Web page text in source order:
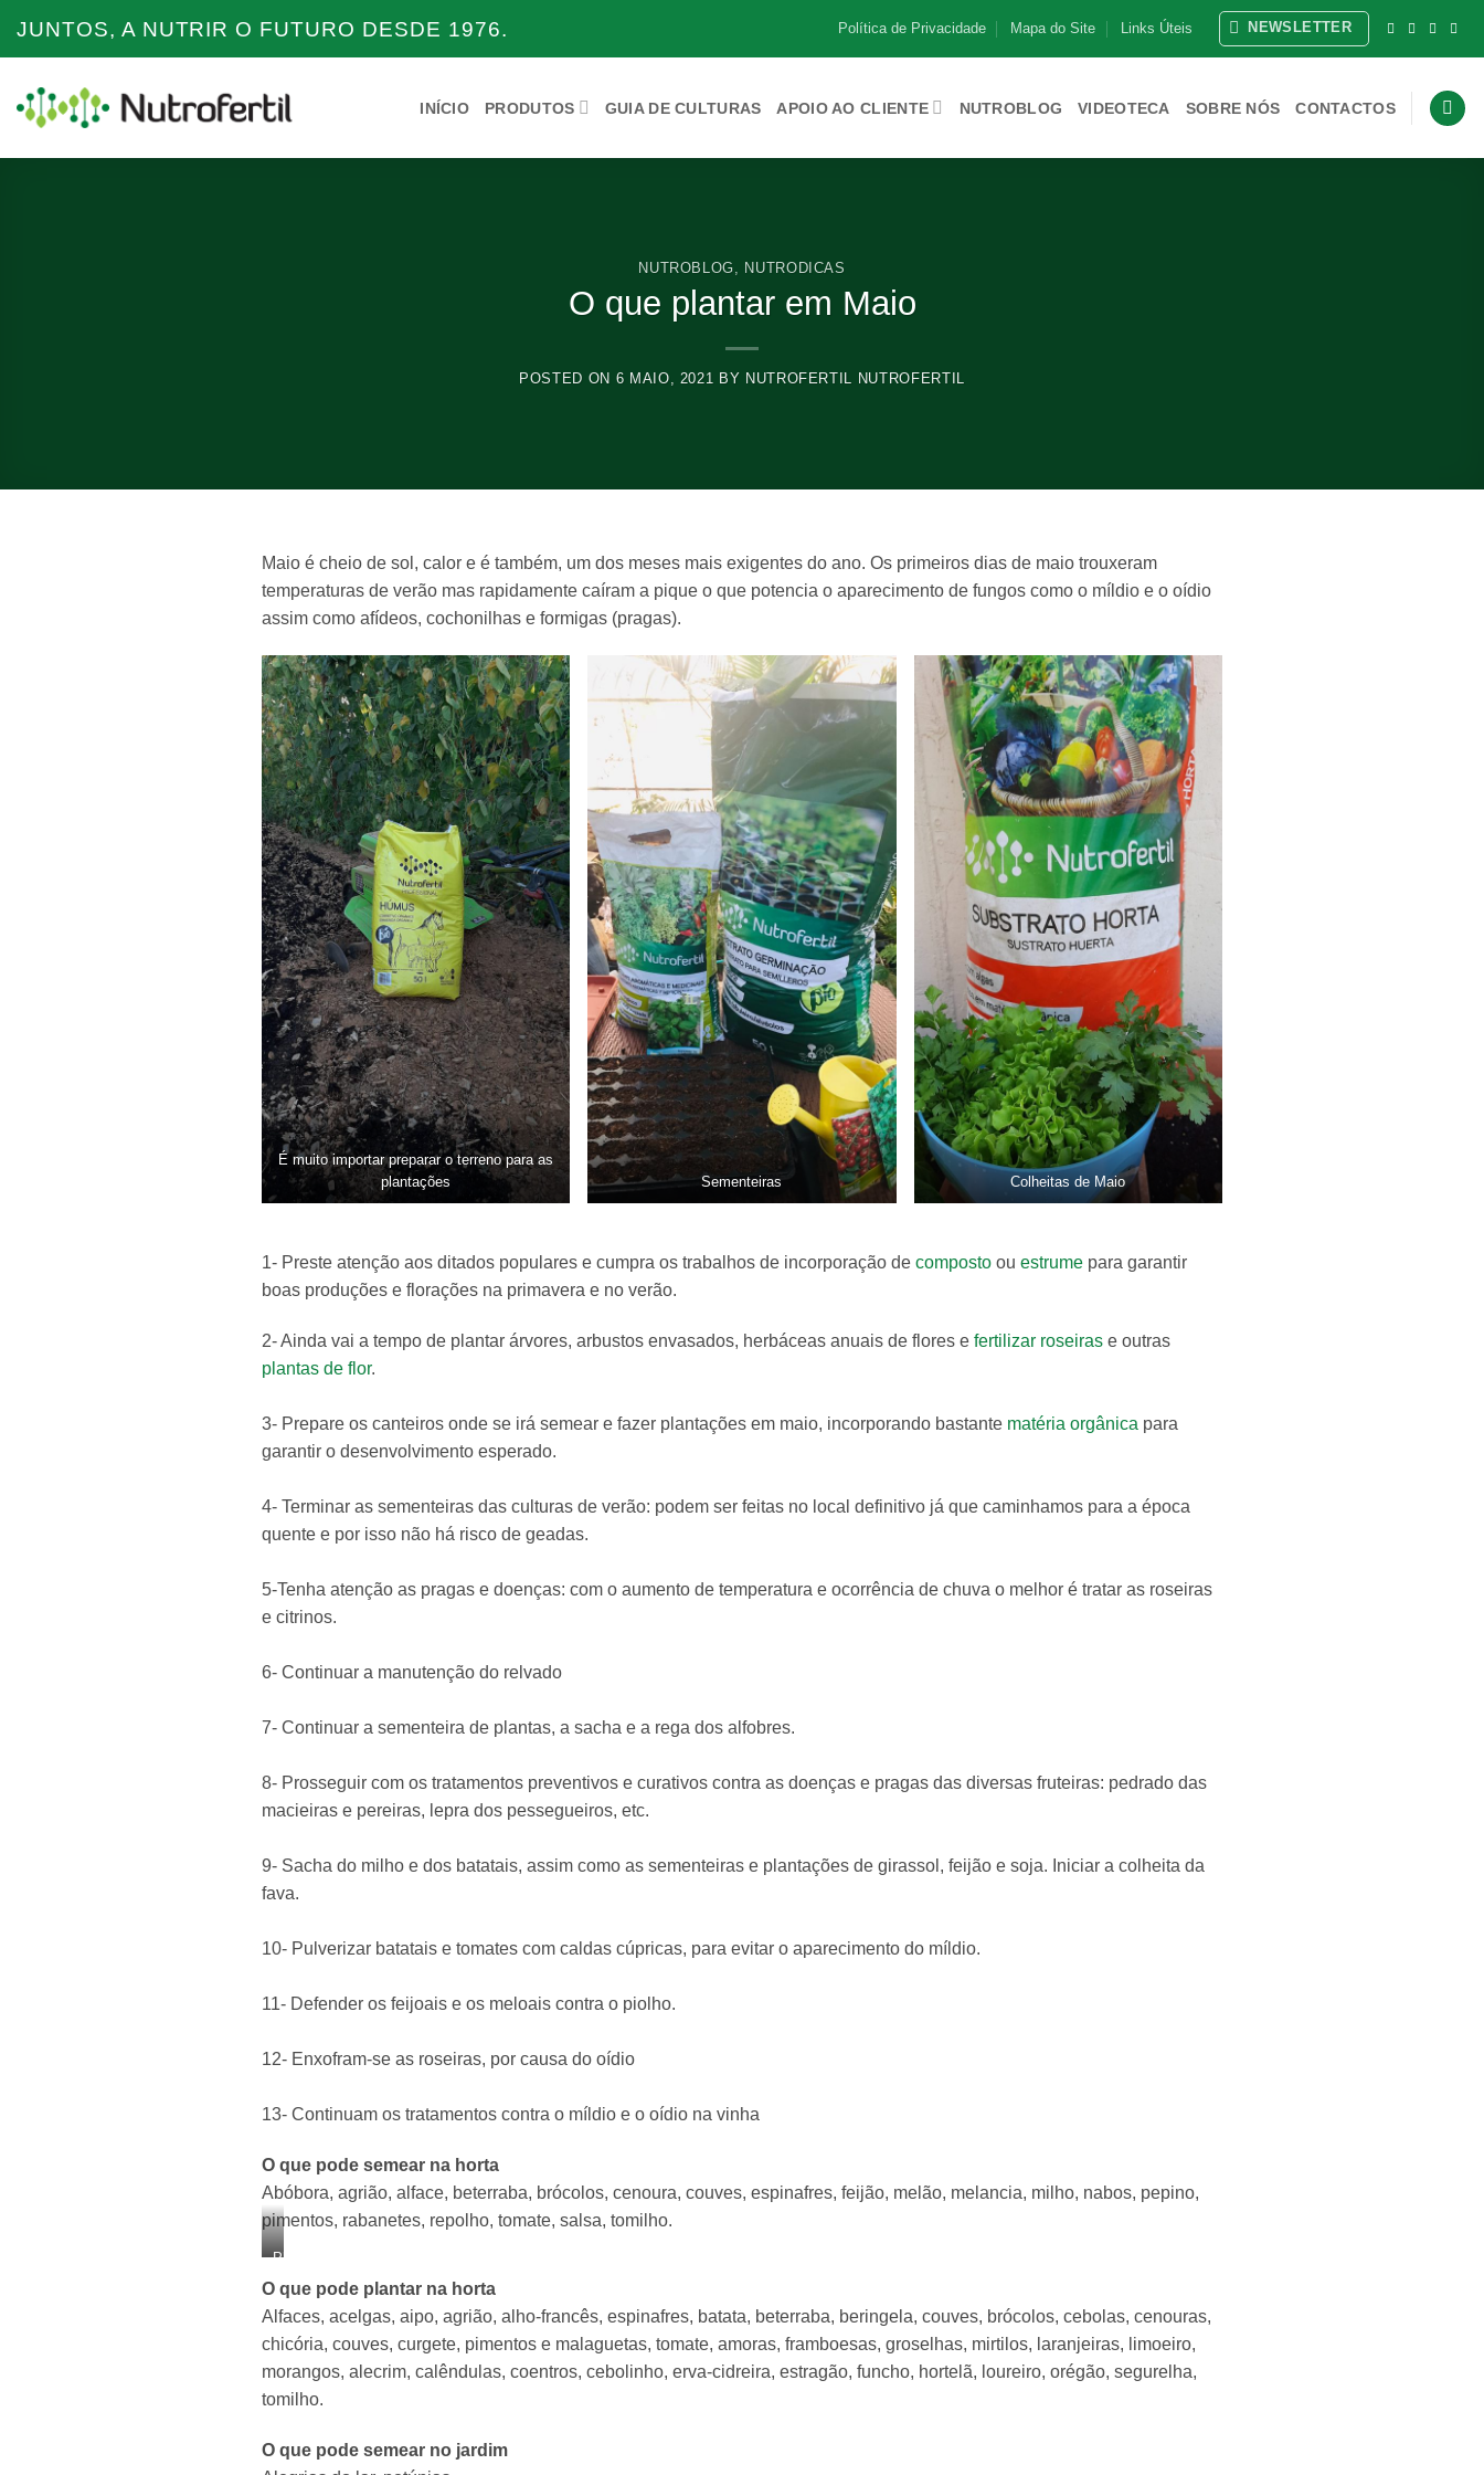
JUNTOS, A NUTRIR O FUTURO DESDE 1976. Política de Privacidade Mapa do Site Links Úteis NEWSLETTER
INÍCIO PRODUTOS GUIA DE CULTURAS APOIO AO CLIENTE NUTROBLOG VIDEOTECA SOBRE NÓS CONTACTOS
NUTROBLOG NUTRODICAS
O que plantar em Maio
POSTED ON 6 MAIO, 2021 BY NUTROFERTIL NUTROFERTIL
Maio é cheio de sol, calor e é também, um dos meses mais exigentes do ano. Os primeiros dias de maio trouxeram
temperaturas de verão mas rapidamente caíram a pique o que potencia o aparecimento de fungos como o míldio e o oídio
assim como afídeos, cochonilhas e formigas (pragas).
É muito importar preparar o terreno para as
plantações
Sementeiras Colheitas de Maio
1- Preste atenção aos ditados populares e cumpra os trabalhos de incorporação de composto ou estrume para garantir
boas produções e florações na primavera e no verão.
2- Ainda vai a tempo de plantar árvores, arbustos envasados, herbáceas anuais de flores e fertilizar roseiras e outras
plantas de flor.
3- Prepare os canteiros onde se irá semear e fazer plantações em maio, incorporando bastante matéria orgânica para
garantir o desenvolvimento esperado.
4- Terminar as sementeiras das culturas de verão: podem ser feitas no local definitivo já que caminhamos para a época
quente e por isso não há risco de geadas.
5-Tenha atenção as pragas e doenças: com o aumento de temperatura e ocorrência de chuva o melhor é tratar as roseiras
e citrinos.
6- Continuar a manutenção do relvado
7- Continuar a sementeira de plantas, a sacha e a rega dos alfobres.
8- Prosseguir com os tratamentos preventivos e curativos contra as doenças e pragas das diversas fruteiras: pedrado das
macieiras e pereiras, lepra dos pessegueiros, etc.
9- Sacha do milho e dos batatais, assim como as sementeiras e plantações de girassol, feijão e soja. Iniciar a colheita da
fava.
10- Pulverizar batatais e tomates com caldas cúpricas, para evitar o aparecimento do míldio.
11- Defender os feijoais e os meloais contra o piolho.
12- Enxofram-se as roseiras, por causa do oídio
13- Continuam os tratamentos contra o míldio e o oídio na vinha
O que pode semear na horta
Abóbora, agrião, alface, beterraba, brócolos, cenoura, couves, espinafres, feijão, melão, melancia, milho, nabos, pepino,
pimentos, rabanetes, repolho, tomate, salsa, tomilho.
Plante
alfaces,
cebolinho,
salsa,
manjericão
O que pode plantar na horta
Alfaces, acelgas, aipo, agrião, alho-francês, espinafres, batata, beterraba, beringela, couves, brócolos, cebolas, cenouras,
chicória, couves, curgete, pimentos e malaguetas, tomate, amoras, framboesas, groselhas, mirtilos, laranjeiras, limoeiro,
morangos, alecrim, calêndulas, coentros, cebolinho, erva-cidreira, estragão, funcho, hortelã, loureiro, orégão, segurelha,
tomilho.
O que pode semear no jardim